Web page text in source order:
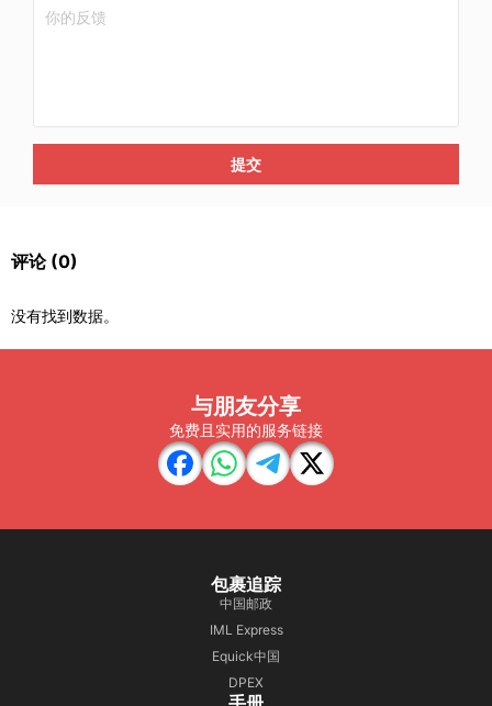
提交
评论 (0)
没有找到数据。
与朋友分享
免费且实用的服务链接
包裹追踪
中国邮政
IML Express
Equick中国
DPEX